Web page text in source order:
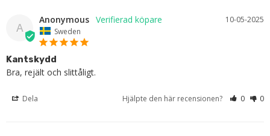
A
10-05-2025
Anonymous
Sweden
Kantskydd
Bra, rejält och slittåligt.
Dela Hjälpte den här recensionen? 0 0